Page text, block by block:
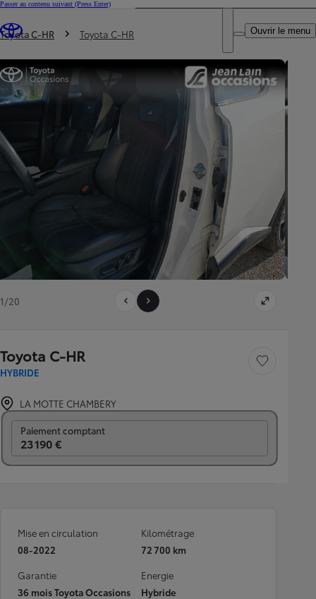
Passer au contenu suivant (Press Enter)
Trouvez un partenaire Toyota
DEALER NAME
Ouvrir le menu
Vous êtes ici
Toyota C-HR Toyota C-HR
1/20
Toyota C-HR
HYBRIDE
Sauvegarder le
LA MOTTE CHAMBERY
Paiement comptant
23 190 €
Mise en circulation
08-2022
Kilométrage
72 700 km
Garantie
36 mois Toyota Occasions
Energie
Hybride